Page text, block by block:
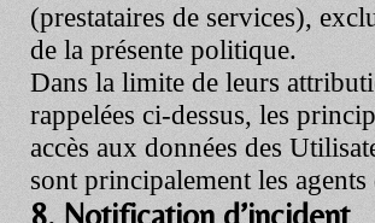
(prestataires de services),
de la présente politique.
Dans la limite de leurs
rappelées ci-dessus, les
accès aux données des
sont principalement les
8. Notification d’incident